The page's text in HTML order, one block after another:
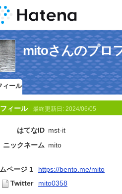
mitoさんのプロ
ィール
ィール 最終更新日: 2024/06/05
はてなID mst-it
ニックネーム mito
ページ 1
https://bento.me/mito
Twitter
mito0358